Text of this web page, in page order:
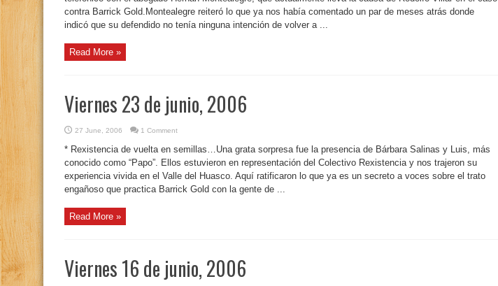
contra Barrick Gold.Montealegre reiteró lo que ya nos había comentado un par de meses atrás donde
indicó que su defendido no tenía ninguna intención de volver a ...
Read More »
Viernes 23 de junio, 2006
27 June, 2006 1 Comment
* Rexistencia de vuelta en semillas…Una grata sorpresa fue la presencia de Bárbara Salinas y Luis, más
conocido como “Papo”. Ellos estuvieron en representación del Colectivo Rexistencia y nos trajeron su
experiencia vivida en el Valle del Huasco. Aquí ratificaron lo que ya es un secreto a voces sobre el trato
engañoso que practica Barrick Gold con la gente de ...
Read More »
Viernes 16 de junio, 2006